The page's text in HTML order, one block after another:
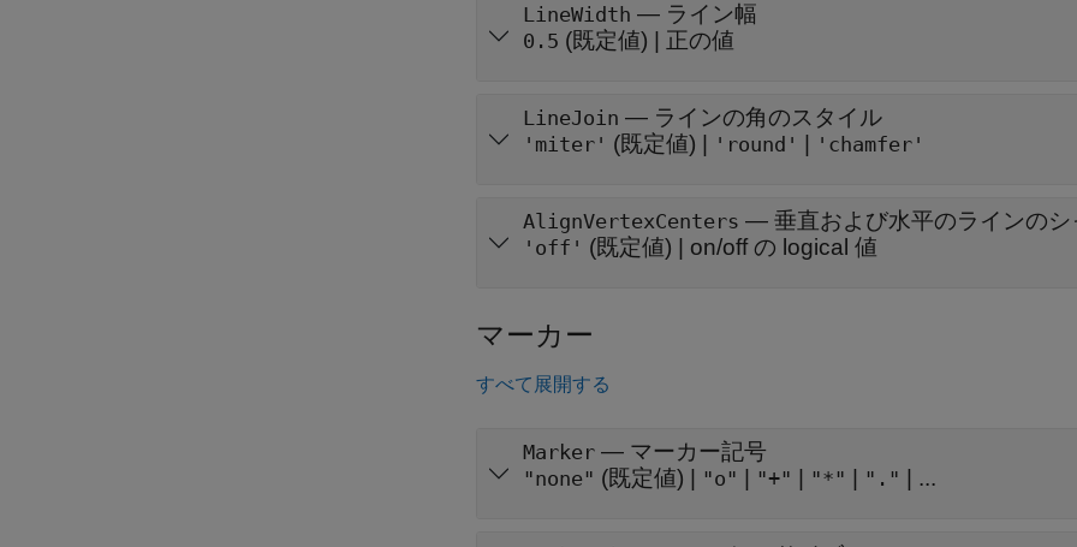
LineWidth — ライン幅
0.5 (既定値) | 正の値
LineJoin — ラインの角のスタイル
'miter' (既定値) | 'round' 'chamfer'
AlignVertexCenters — 垂直および水平のラインの
'off' (既定値) | on/off の logical 値
マーカー
すべて展開する
Marker — マーカー記号
"none" (既定値) | "o" "+" "*" "." | ...